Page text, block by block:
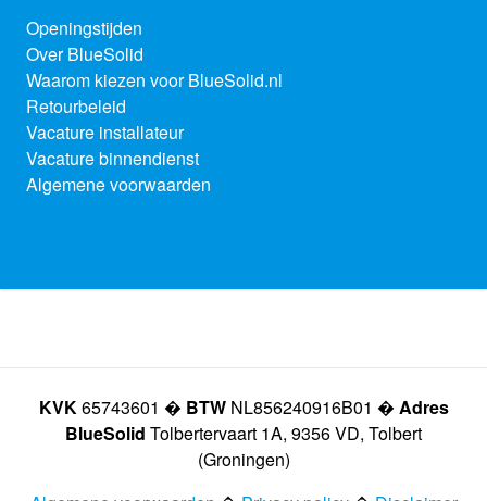
Openingstijden
Over BlueSolid
Waarom kiezen voor BlueSolid.nl
Retourbeleid
Vacature installateur
Vacature binnendienst
Algemene voorwaarden
KVK65743601 � BTWNL856240916B01 � Adres
BlueSolid Tolbertervaart 1A, 9356 VD, Tolbert
(Groningen)